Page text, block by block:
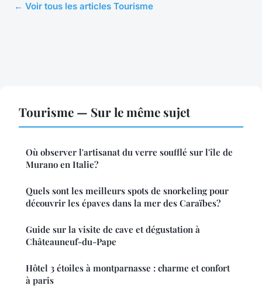
← Voir tous les articles Tourisme
Tourisme — Sur le même sujet
Où observer l'artisanat du verre soufflé sur l'île de
Murano en Italie?
Quels sont les meilleurs spots de snorkeling pour
découvrir les épaves dans la mer des Caraïbes?
Guide sur la visite de cave et dégustation à
Châteauneuf-du-Pape
Hôtel 3 étoiles à montparnasse : charme et confort
à paris